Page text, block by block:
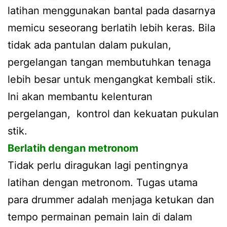
latihan menggunakan bantal pada dasarnya
memicu seseorang berlatih lebih keras. Bila
tidak ada pantulan dalam pukulan,
pergelangan tangan membutuhkan tenaga
lebih besar untuk mengangkat kembali stik.
Ini akan membantu kelenturan
pergelangan, kontrol dan kekuatan pukulan
stik.
Berlatih dengan metronom
Tidak perlu diragukan lagi pentingnya
latihan dengan metronom. Tugas utama
para drummer adalah menjaga ketukan dan
tempo permainan pemain lain di dalam